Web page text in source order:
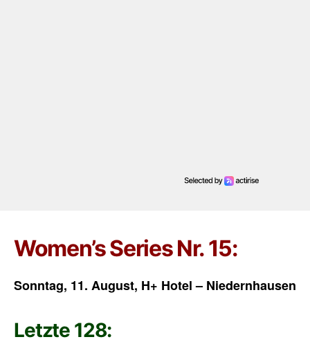
Women’s Series Nr. 15:
Sonntag, 11. August, H+ Hotel – Niedernhausen
Letzte 128: